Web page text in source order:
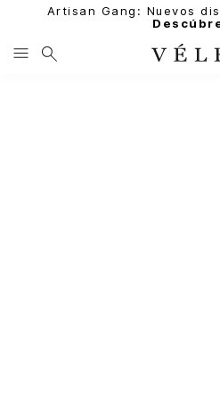
Artisan Gang: Nuevos